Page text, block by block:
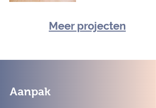
Meer projecten
Aanpak